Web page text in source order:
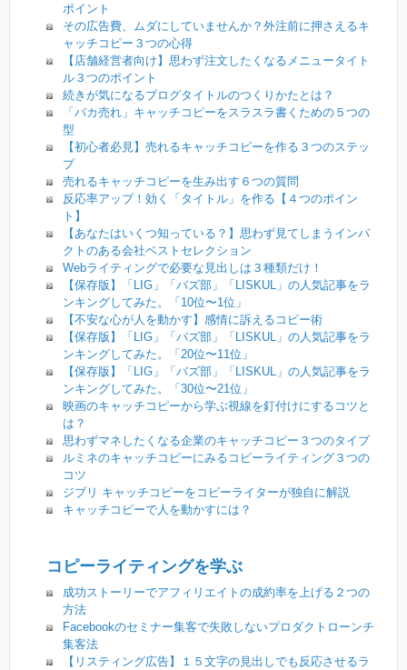
ポイント
その広告費、ムダにしていませんか？外注前に押さえるキ
ャッチコピー３つの心得
【店舗経営者向け】思わず注文したくなるメニュータイト
ル３つのポイント
続きが気になるブログタイトルのつくりかたとは？
「バカ売れ」キャッチコピーをスラスラ書くための５つの
型
【初心者必見】売れるキャッチコピーを作る３つのステッ
プ
売れるキャッチコピーを生み出す６つの質問
反応率アップ！効く「タイトル」を作る【４つのポイン
ト】
【あなたはいくつ知っている？】思わず見てしまうインパ
クトのある会社ベストセレクション
Webライティングで必要な見出しは３種類だけ！
【保存版】「LIG」「バズ部」「LISKUL」の人気記事をラ
ンキングしてみた。「10位〜1位」
【不安な心が人を動かす】感情に訴えるコピー術
【保存版】「LIG」「バズ部」「LISKUL」の人気記事をラ
ンキングしてみた。「20位〜11位」
【保存版】「LIG」「バズ部」「LISKUL」の人気記事をラ
ンキングしてみた。「30位〜21位」
映画のキャッチコピーから学ぶ視線を釘付けにするコツと
は？
思わずマネしたくなる企業のキャッチコピー３つのタイプ
ルミネのキャッチコピーにみるコピーライティング３つの
コツ
ジブリ キャッチコピーをコピーライターが独自に解説
キャッチコピーで人を動かすには？
コピーライティングを学ぶ
成功ストーリーでアフィリエイトの成約率を上げる２つの
方法
Facebookのセミナー集客で失敗しないプロダクトローンチ
集客法
【リスティング広告】１５文字の見出しでも反応させるラ